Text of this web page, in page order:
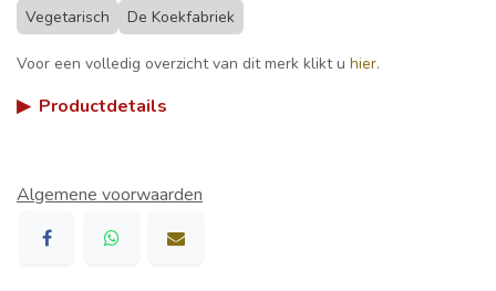
Vegetarisch De Koekfabriek
Voor een volledig overzicht van dit merk klikt u hier.
▶ Productdetails
Algemene voorwaarden